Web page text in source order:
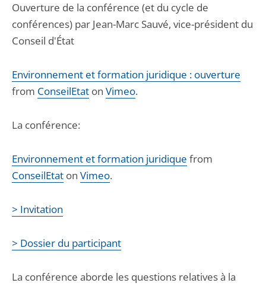
Ouverture de la conférence (et du cycle de
conférences) par Jean-Marc Sauvé, vice-président du
Conseil d'État
Environnement et formation juridique : ouverture
from ConseilEtat on Vimeo.
La conférence:
Environnement et formation juridique from
ConseilEtat on Vimeo.
> Invitation
> Dossier du participant
La conférence aborde les questions relatives à la